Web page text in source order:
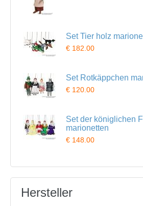
Set Tier holz
€ 182.00
Set Rotkäppchen
€ 120.00
Set der königlichen
marionetten
€ 148.00
Hersteller